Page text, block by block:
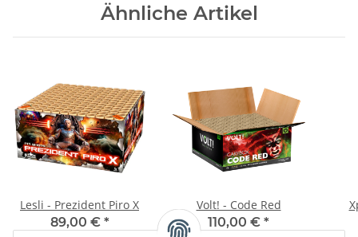
Ähnliche Artikel
Lesli - Prezident Piro X
89,00 € *
Volt! - Code Red
110,00 € *